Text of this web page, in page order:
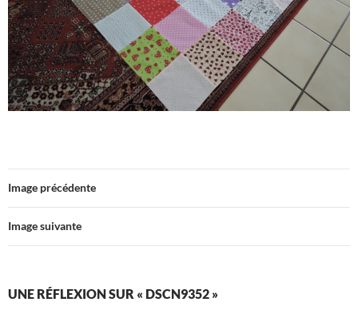
Image précédente
Image suivante
UNE RÉFLEXION SUR « DSCN9352 »